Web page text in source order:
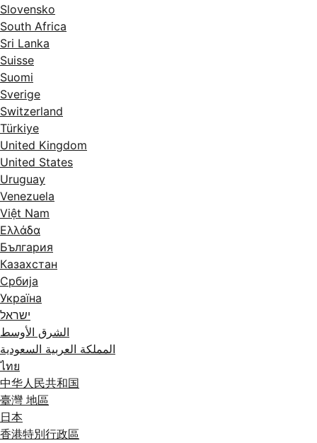
Slovensko
South Africa
Sri Lanka
Suisse
Suomi
Sverige
Switzerland
Türkiye
United Kingdom
United States
Uruguay
Venezuela
Việt Nam
Ελλάδα
България
Казахстан
Србија
Україна
ישראל
الشرق الأوسط
المملكة العربية السعودية
ไทย
中华人民共和国
臺灣 地區
日本
香港特別行政區